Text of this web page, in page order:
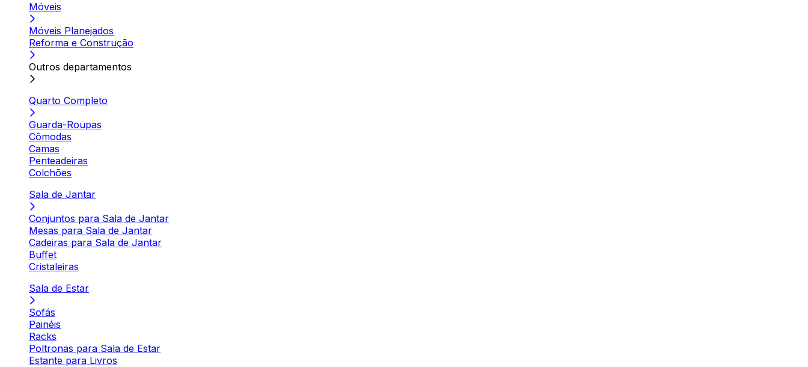
Móveis
Móveis Planejados
Reforma e Construção
Outros departamentos
Quarto Completo
Guarda-Roupas
Cômodas
Camas
Penteadeiras
Colchões
Sala de Jantar
Conjuntos para Sala de Jantar
Mesas para Sala de Jantar
Cadeiras para Sala de Jantar
Buffet
Cristaleiras
Sala de Estar
Sofás
Painéis
Racks
Poltronas para Sala de Estar
Estante para Livros